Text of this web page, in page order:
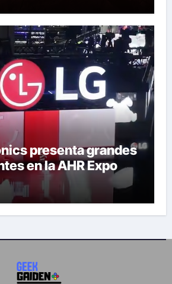
presenta grandes
en la AHR Expo